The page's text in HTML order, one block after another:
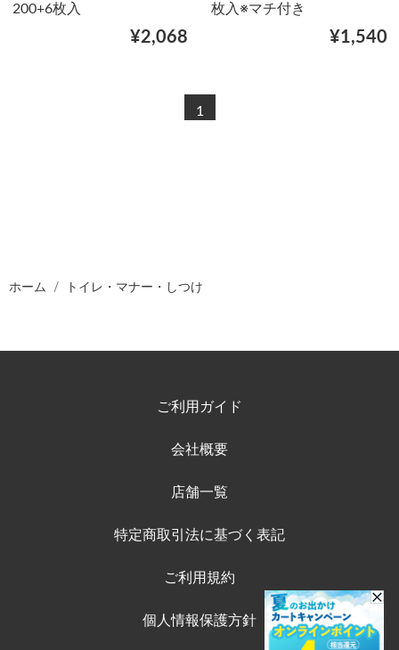
200+6枚入
¥2,068
枚入※マチ付き
¥1,540
1
ホーム トイレ・マナー・しつけ
ご利用ガイド
会社概要
店舗一覧
特定商取引法に基づく表記
ご利用規約
個人情報保護方針